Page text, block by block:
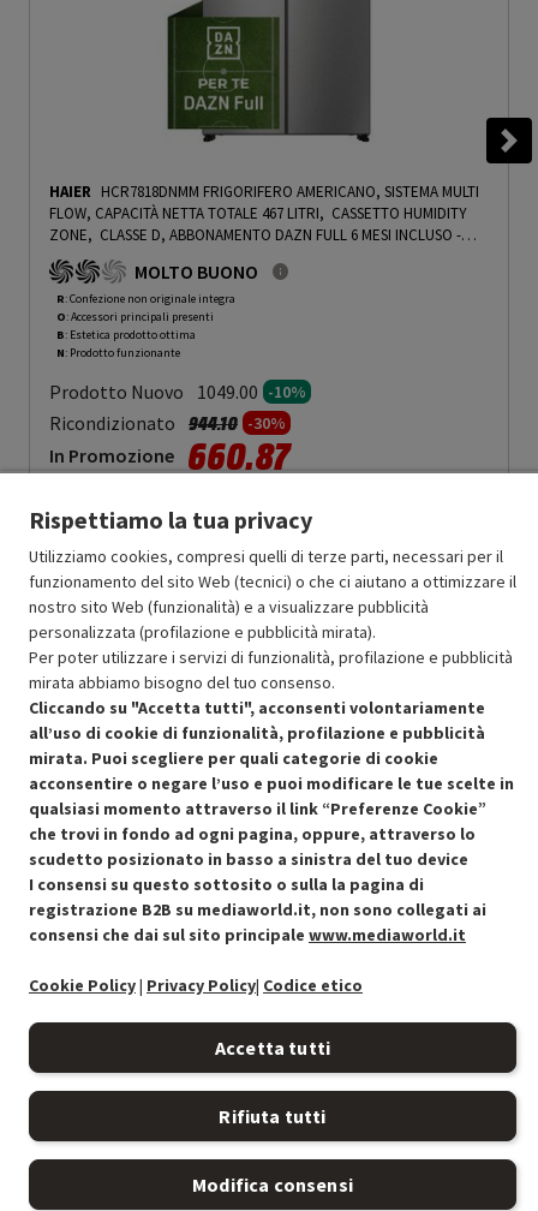
HAIER HCR7818DNMM FRIGORIFERO AMERICANO, SISTEMA MULTI
FLOW, CAPACITÀ NETTA TOTALE 467 LITRI, CASSETTO HUMIDITY
ZONE, CLASSE D, ABBONAMENTO DAZN FULL 6 MESI INCLUSO -
PRMG GRADING ROBN - 10%
MOLTO BUONO
R: Confezione non originale integra
O: Accessori principali presenti
B: Estetica prodotto ottima
N: Prodotto funzionante
Prodotto Nuovo 1049.00 -10%
Ricondizionato Prezzo ridotto da
944.10a-30%
In Promozione 660.87
Aggiungi al carrello
SCONTO RICONDIZIONATI
Approfitta dello sconto del 30% sul prodotto ricondizionato.
Condizioni generali di vendita
Cookie Policy
Preferenze cookie
Accessibilità
Recedere dal contratto qui
Rispettiamo la tua privacy
Utilizziamo cookies, compresi quelli di terze parti, necessari per il
funzionamento del sito Web (tecnici) o che ci aiutano a ottimizzare il
nostro sito Web (funzionalità) e a visualizzare pubblicità
personalizzata (profilazione e pubblicità mirata).
Per poter utilizzare i servizi di funzionalità, profilazione e pubblicità
mirata abbiamo bisogno del tuo consenso.
Cliccando su "Accetta tutti", acconsenti volontariamente
all’uso di cookie di funzionalità, profilazione e pubblicità
mirata. Puoi scegliere per quali categorie di cookie
acconsentire o negare l’uso e puoi modificare le tue scelte in
qualsiasi momento attraverso il link “Preferenze Cookie”
che trovi in fondo ad ogni pagina, oppure, attraverso lo
scudetto posizionato in basso a sinistra del tuo device
I consensi su questo sottosito o sulla la pagina di
registrazione B2B su mediaworld.it, non sono collegati ai
consensi che dai sul sito principale www.mediaworld.it
Cookie Policy| Privacy Policy| Codice etico
Accetta tutti
Rifiuta tutti
Modifica consensi